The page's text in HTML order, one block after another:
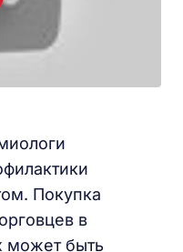
Покупка
в
может быть